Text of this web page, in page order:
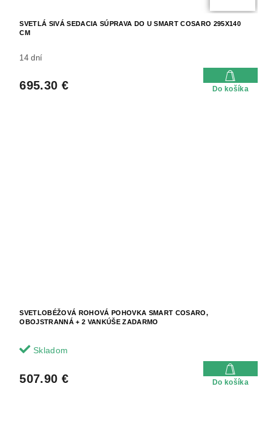
SVETLÁ SIVÁ SEDACIA SÚPRAVA DO U SMART COSARO 295X140
CM
14 dní
695.30 € Do košíka
SVETLOBÉŽOVÁ ROHOVÁ POHOVKA SMART COSARO,
OBOJSTRANNÁ + 2 VANKÚŠE ZADARMO
Skladom
507.90 € Do košíka